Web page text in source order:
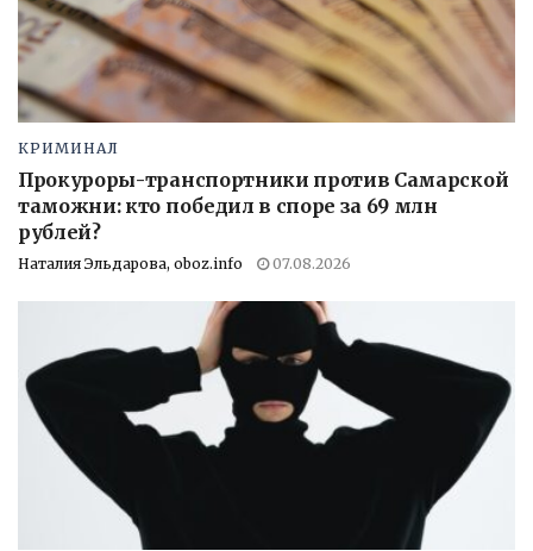
КРИМИНАЛ
Прокуроры-транспортники против Самарской
таможни: кто победил в споре за 69 млн
рублей?
Наталия Эльдарова, oboz.info 07.08.2026